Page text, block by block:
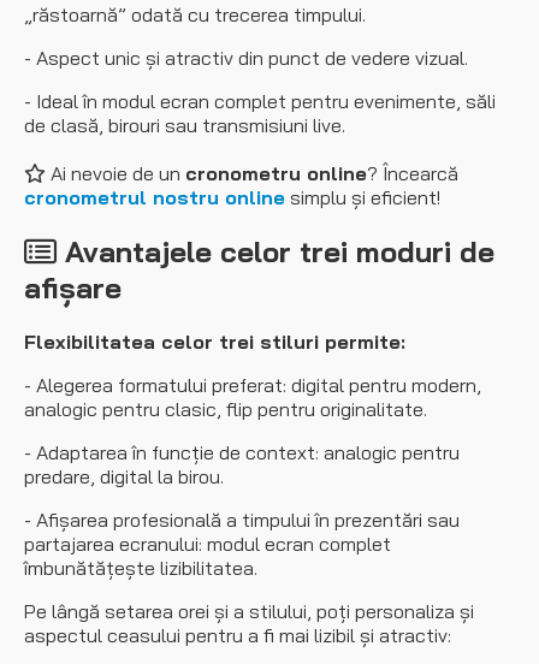
„răstoarnă” odată cu trecerea timpului.
- Aspect unic și atractiv din punct de vedere vizual.
- Ideal în modul ecran complet pentru evenimente, săli
de clasă, birouri sau transmisiuni live.
Ai nevoie de un cronometru online? Încearcă
cronometrul nostru online simplu și eficient!
Avantajele celor trei moduri de
afișare
Flexibilitatea celor trei stiluri permite:
- Alegerea formatului preferat: digital pentru modern,
analogic pentru clasic, flip pentru originalitate.
- Adaptarea în funcție de context: analogic pentru
predare, digital la birou.
- Afișarea profesională a timpului în prezentări sau
partajarea ecranului: modul ecran complet
îmbunătățește lizibilitatea.
Pe lângă setarea orei și a stilului, poți personaliza și
aspectul ceasului pentru a fi mai lizibil și atractiv: